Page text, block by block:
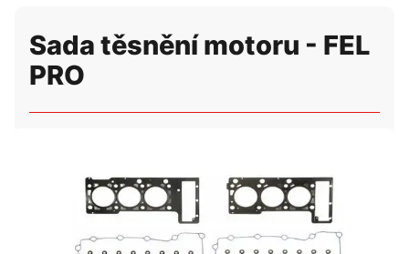
Sada těsnění motoru - FEL
PRO